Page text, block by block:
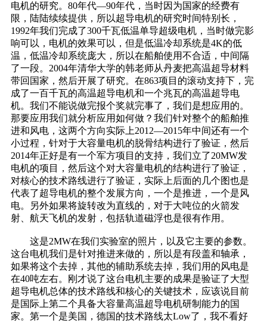
电机的研究。80年代—90年代，当时因为国家的经费有
限，陆陆续续提供，所以超导电机的研究时间特别长，
1992年我们完成了300千瓦低温单导超级电机，当时做完影
响可以，电机的效果可以，但是低温冷却系统是4K的低
温，低温冷却系统庞大，所以在船舶使用不合适，中间隔
了一段。2004年清华大学的韩老师从丹麦把高温超导材料
带回国家，然后开展了研究。在863项目的滚动支持下，完
成了一百千瓦的高温超导电机和一个兆瓦的高温超导电
机。我们不能说做完报个奖就完事了，我们是想应用的。
那要应用我们就分析应用如何做？我们针对整个的船舶推
进和风电，这两个方向实际上2012—2015年中间还有一个
小过程，针对于大容量电机的脱骨结构进行了验证，然后
2014年正好是有一个军方项目的支持，我们立了20MW发
电机的项目，然后这个对大容量电机的结构进行了验证，
对核心的技术路线进行了验证，实际上后面的几个图也是
代表了超导电机的整个发展方向，一个是推进，一个是风
电。另外如果将旋转改为直线的，对于大吨位的火箭发
射、航天飞机的发射，包括轨道磁浮也是很有作用。
这是2MW在我们实验室的照片，以及它主要的参数。
这台电机我们是针对推进来做的，所以是有段盖和轴承，
如果将这个去掉，其他的辅助系统去掉，我们用的风电是
在40吨左右。刚才说了这台电机主要的成果是验证了大型
超导电机总体的技术路线和核心的关键技术，应该说目前
是国际上第二个具备大容量高温超导电机研制能力的国
家。第一个是美国，德国的技术路线太Low了，我不看好